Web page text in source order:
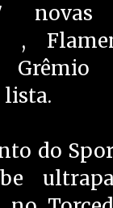
novas
,
lista.
do